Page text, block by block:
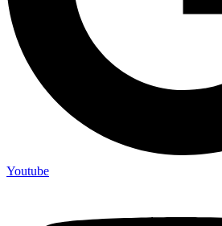
Youtube